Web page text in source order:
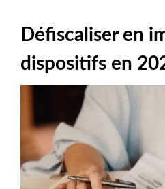
Défiscaliser en
dispositifs en